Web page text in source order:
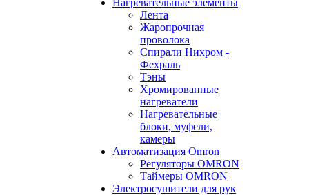
Нагревательные элементы
Лента
Жаропрочная
проволока
Спирали Нихром -
Фехраль
Тэны
Хромированные
нагреватели
Нагревательные
блоки, муфели,
камеры
Автоматизация Omron
Регуляторы OMRON
Таймеры OMRON
Электросушители для рук